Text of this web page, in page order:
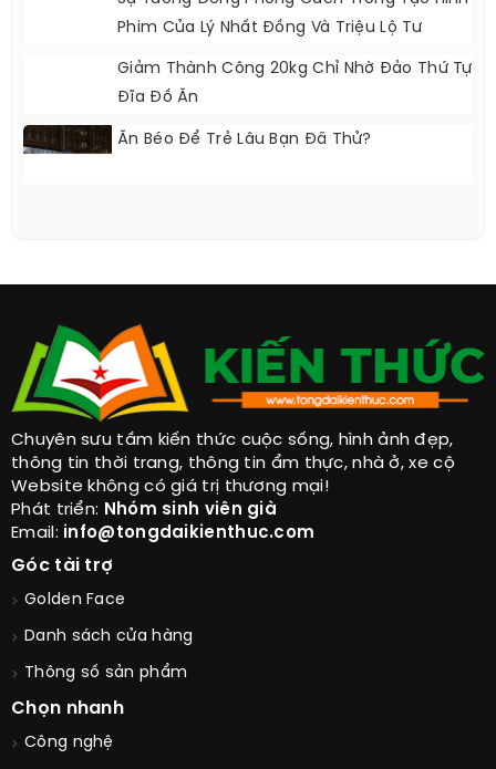
Sự Tương Đồng Phong Cách Trong Tạo Hình
Phim Của Lý Nhất Đồng Và Triệu Lộ Tư
Giảm Thành Công 20kg Chỉ Nhờ Đảo Thứ Tự
Ăn Béo Để Trẻ Lâu Bạn Đã Thử?
Chuyên sưu tầm kiến thức cuộc sống, hình ảnh đẹp,
thông tin thời trang, thông tin ẩm thực, nhà ở, xe cộ
Website không có giá trị thương mại!
Phát triển:
Nhóm sinh viên già
info@tongdaikienthuc.com
Góc tài trợ
Danh sách cửa hàng
Thông số sản phẩm
Chọn nhanh
Công nghệ